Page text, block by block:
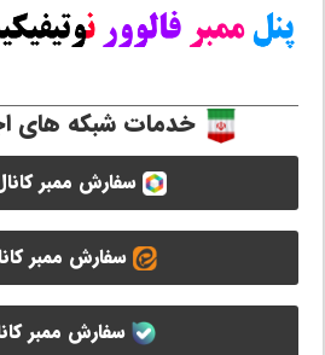
خدمات شبکه های
سفارش ممبر
سفارش ممبر
سفارش ممبر